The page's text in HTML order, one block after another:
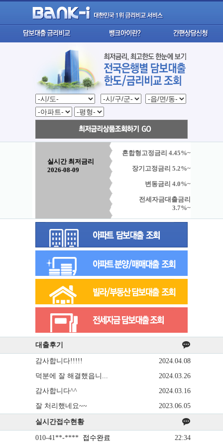
실시간 최저금리
2026-08-09
혼합형고정금리 4.45%~
장기고정금리 5.2%~
변동금리 4.0%~
전세자금대출금리
3.7%~
대출후기
감사합니다!!!!!
2024.04.08
덕분에 잘 해결했읍니...
2024.03.26
감사합니다^^
2024.03.16
잘 처리했네요~~
2023.06.05
실시간접수현황
010-41**-**** 접수완료 22:34